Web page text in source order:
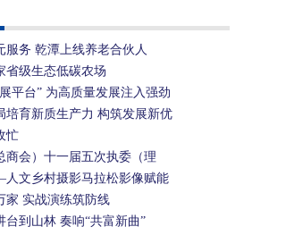
服务 乾潭上线养老合伙人
省级生态低碳农场
平台” 为高质量发展注入强劲
培育新质生产力 构筑发展新优
忙
商会）十一届五次执委（理
文乡村摄影马拉松影像赋能
动
家 实战演练筑防线
台到山林 奏响“共富新曲”